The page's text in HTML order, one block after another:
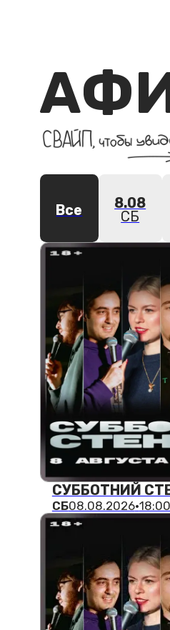
СУББОТНИЙ СТЕНДАП
СУББОТНИЙ СТЕНДАП
СБ08.08.2026·20:00
ГРЯЗНЫЙ СТЕНДАП
08.08.2026·22:00